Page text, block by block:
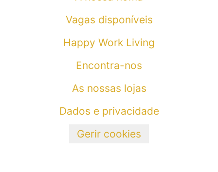
Vagas disponíveis
Happy Work Living
Encontra-nos
As nossas lojas
Dados e privacidade
Gerir cookies